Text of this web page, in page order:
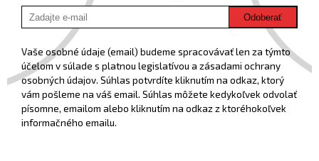
Odoberať
Vaše osobné údaje (email) budeme spracovávať len za týmto
účelom v súlade s platnou legislatívou a zásadami ochrany
osobných údajov. Súhlas potvrdíte kliknutím na odkaz, ktorý
vám pošleme na váš email. Súhlas môžete kedykoľvek odvolať
písomne, emailom alebo kliknutím na odkaz z ktoréhokoľvek
informačného emailu.